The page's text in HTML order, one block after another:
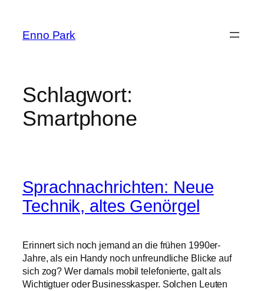
springen
Enno Park
Schlagwort:
Smartphone
Sprachnachrichten: Neue
Technik, altes Genörgel
Erinnert sich noch jemand an die frühen 1990er-
Jahre, als ein Handy noch unfreundliche Blicke auf
sich zog? Wer damals mobil telefonierte, galt als
Wichtigtuer oder Businesskasper. Solchen Leuten